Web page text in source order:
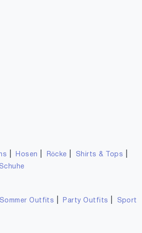
Hosen Röcke Shirts & Tops
Schuhe
Sommer Outfits Party Outfits
Sport